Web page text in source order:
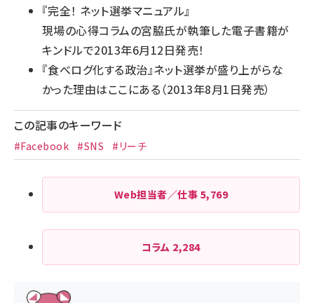
『完全！ ネット選挙マニュアル』
現場の心得コラムの宮脇氏が執筆した電子書籍が
キンドルで2013年6月12日発売！
『食べログ化する政治』ネット選挙が盛り上がらな
かった理由はここにある（2013年8月1日発売）
この記事のキーワード
#Facebook #SNS #リーチ
Web担当者／仕事 5,769
コラム 2,284